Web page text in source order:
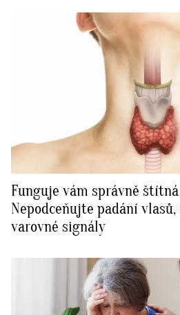
Funguje vám správně
Nepodceňujte padání
varovné signály